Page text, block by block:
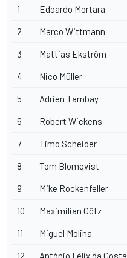
1 Edoardo Mortara
2 Marco Wittmann
3 Mattias Ekström
4 Nico Müller
5 Adrien Tambay
6 Robert Wickens
7 Timo Scheider
8 Tom Blomqvist
9 Mike Rockenfeller
10 Maximilian Götz
11 Miguel Molina
12 António Félix da Costa